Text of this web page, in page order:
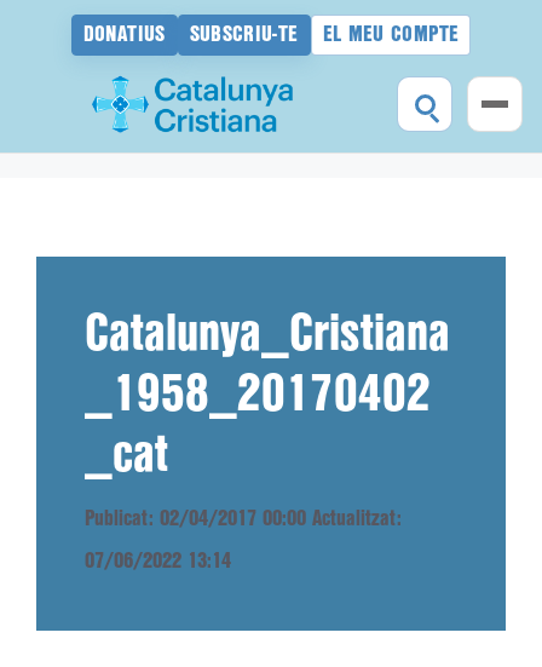
DONATIUS SUBSCRIU-TE EL MEU COMPTE
Catalunya_Cristiana
_1958_20170402
_cat
Publicat: 02/04/2017 00:00 Actualitzat:
07/06/2022 13:14